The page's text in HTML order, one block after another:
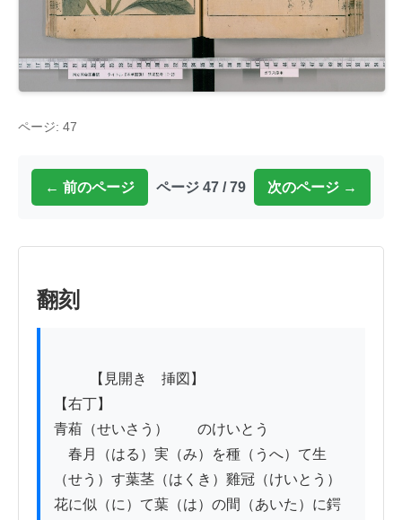
ページ: 47
← 前のページ ページ 47 / 79 次のページ →
翻刻
【右丁】
青葙（せいさう）　　のけいとう
春月（はる）実（み）を種（うへ）て生
（せう）す葉茎（はくき）雞冠（けいとう）
花に似（に）て葉（は）の間（あいた）に鍔